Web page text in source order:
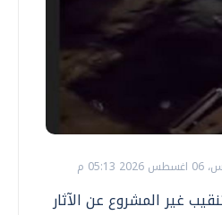
05:13 م
غير المشروع عن الآثار